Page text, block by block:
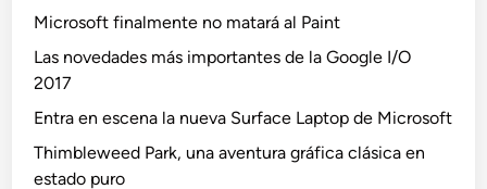
Microsoft finalmente no matará al Paint
Las novedades más importantes de la Google I/O
2017
Entra en escena la nueva Surface Laptop de Microsoft
Thimbleweed Park, una aventura gráfica clásica en
estado puro